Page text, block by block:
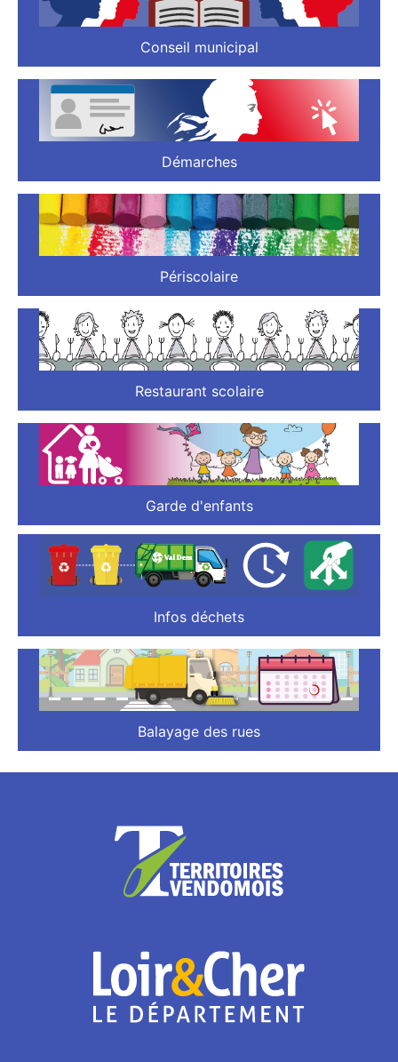
Conseil municipal
Démarches
Périscolaire
Restaurant scolaire
Garde d'enfants
Infos déchets
Balayage des rues